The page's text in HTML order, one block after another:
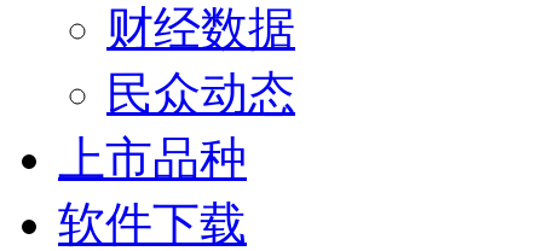
财经数据
民众动态
上市品种
软件下载